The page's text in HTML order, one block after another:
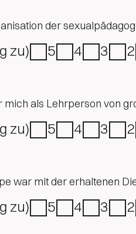
der
zu) 5 4 3
mich als Lehrperson von
zu) 5 4 3
war mit der erhaltenen
zu) 5 4 3